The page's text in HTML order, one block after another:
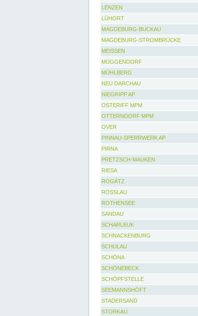
LENZEN
LÜHORT
MAGDEBURG-BUCKAU
MAGDEBURG-STROMBRÜCKE
MEISSEN
MÜGGENDORF
MÜHLBERG
NEU DARCHAU
NIEGRIPP AP
OSTERIFF MPM
OTTERNDORF MPM
OVER
PINNAU-SPERRWERK AP
PIRNA
PRETZSCH-MAUKEN
RIESA
ROGÄTZ
ROSSLAU
ROTHENSEE
SANDAU
SCHARLEUK
SCHNACKENBURG
SCHULAU
SCHÖNA
SCHÖNEBECK
SCHÖPFSTELLE
SEEMANNSHÖFT
STADERSAND
STORKAU